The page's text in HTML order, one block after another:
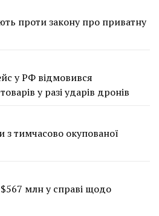
проти закону про приватну
у РФ відмовився
у разі ударів дронів
з тимчасово окупованої
млн у справі щодо